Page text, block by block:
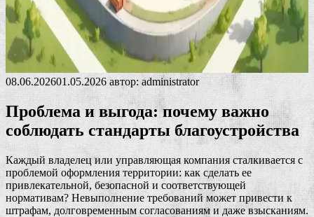
08.06.202601.05.2026 автор:administrator
Проблема и выгода: почему важно
соблюдать стандарты благоустройства
Каждый владелец или управляющая компания сталкивается с
проблемой оформления территории: как сделать ее
привлекательной, безопасной и соответствующей
нормативам? Невыполнение требований может привести к
штрафам, долговременным согласованиям и даже взысканиям.